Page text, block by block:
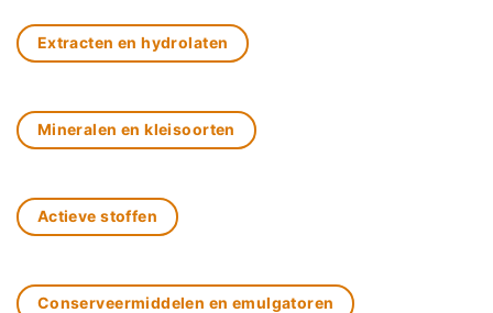
Extracten en hydrolaten
Mineralen en kleisoorten
Actieve stoffen
Conserveermiddelen en emulgatoren